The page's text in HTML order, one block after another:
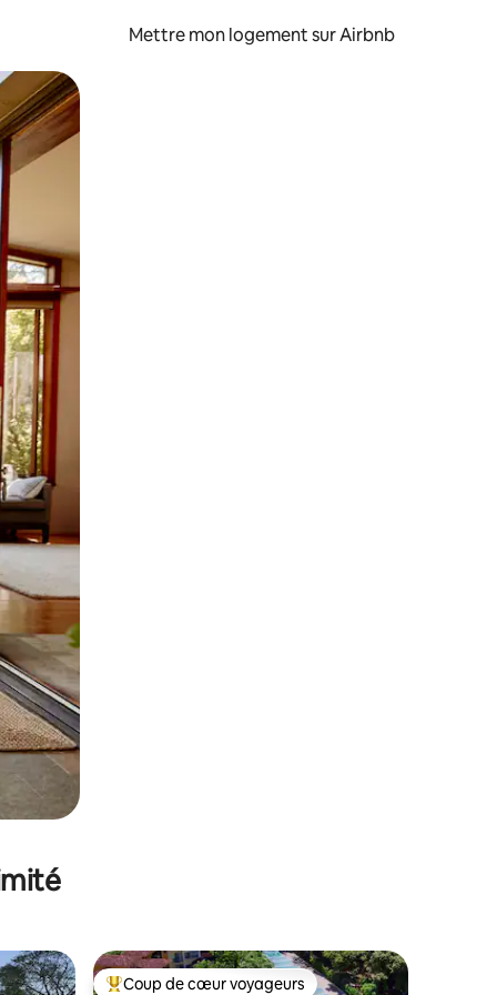
Mettre mon logement sur Airbnb
glisser.
Coup de cœur voyageurs